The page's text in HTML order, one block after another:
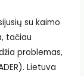
su kaimo
tačiau
problemas,
Lietuva